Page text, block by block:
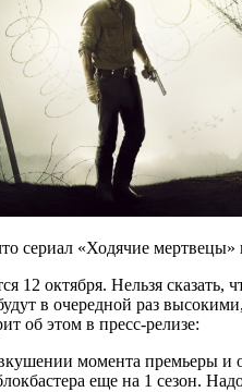
сериал «Ходячие
12 октября. Нельзя
в очередной раз
об этом в пресс-релизе:
момента премьеры и
еще на 1 сезон.